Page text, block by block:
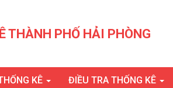
THÀNH PHỐ HẢI PHÒNG
KÊ ĐIỀU TRA THỐNG KÊ